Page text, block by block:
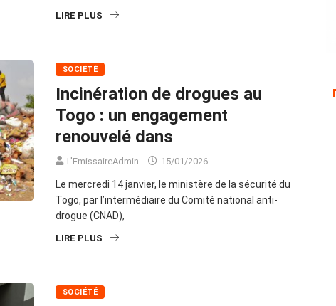
LIRE PLUS
SOCIÉTÉ
Incinération de drogues au
Togo : un engagement
renouvelé dans
L'EmissaireAdmin 15/01/2026
Le mercredi 14 janvier, le ministère de la sécurité du
Togo, par l’intermédiaire du Comité national anti-
drogue (CNAD),
LIRE PLUS
SOCIÉTÉ